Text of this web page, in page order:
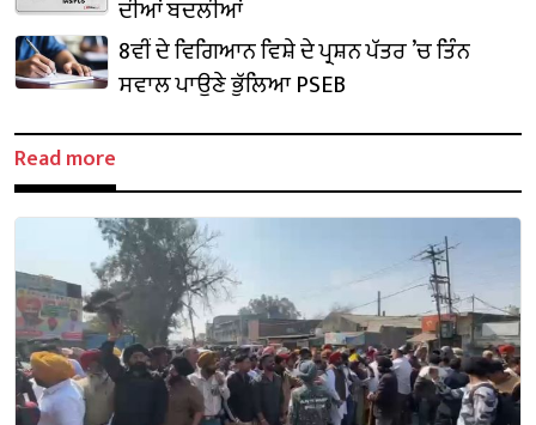
ਦੀਆਂ ਬਦਲੀਆਂ
8ਵੀਂ ਦੇ ਵਿਗਿਆਨ ਵਿਸ਼ੇ ਦੇ ਪ੍ਰਸ਼ਨ ਪੱਤਰ ’ਚ ਤਿੰਨ
ਸਵਾਲ ਪਾਉਣੇ ਭੁੱਲਿਆ PSEB
Read more